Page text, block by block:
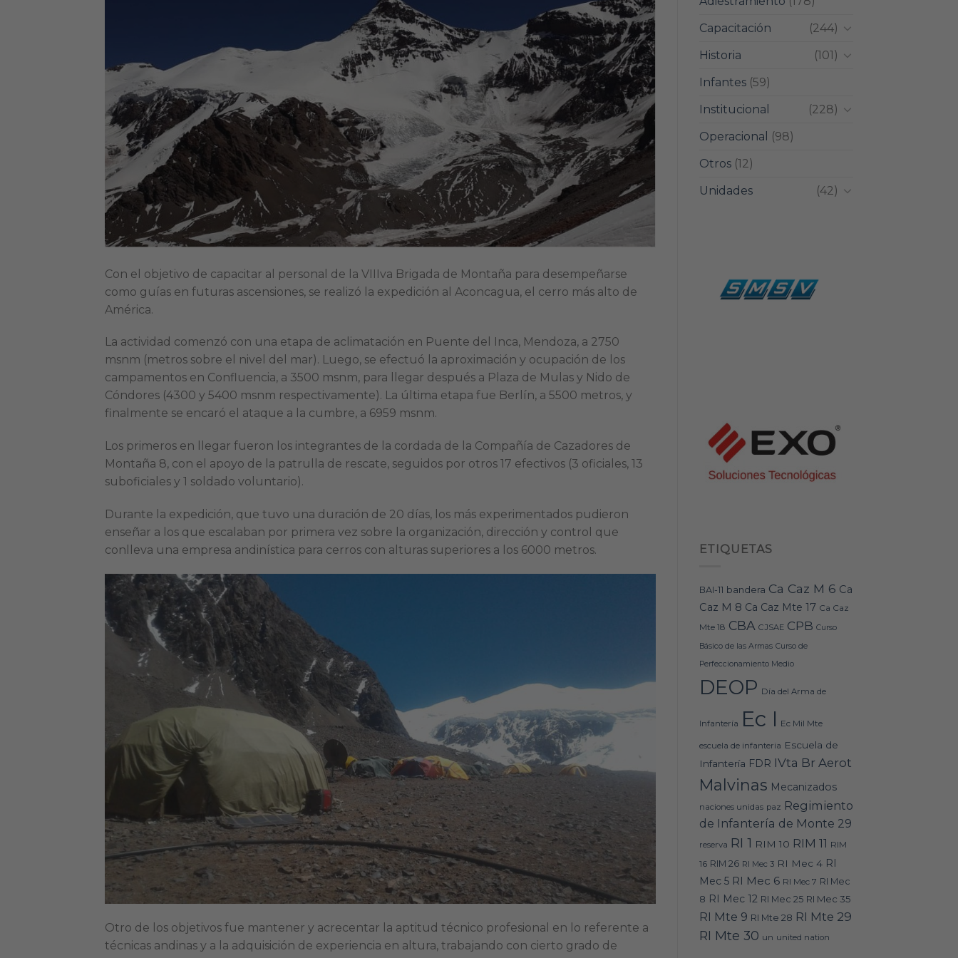
Con el objetivo de capacitar al personal de la VIIIva Brigada de Montaña para desempeñarse
como guías en futuras ascensiones, se realizó la expedición al Aconcagua, el cerro más alto de
América.
La actividad comenzó con una etapa de aclimatación en Puente del Inca, Mendoza, a 2750
msnm (metros sobre el nivel del mar). Luego, se efectuó la aproximación y ocupación de los
campamentos en Confluencia, a 3500 msnm, para llegar después a Plaza de Mulas y Nido de
Cóndores (4300 y 5400 msnm respectivamente). La última etapa fue Berlín, a 5500 metros, y
finalmente se encaró el ataque a la cumbre, a 6959 msnm.
Los primeros en llegar fueron los integrantes de la cordada de la Compañía de Cazadores de
Montaña 8, con el apoyo de la patrulla de rescate, seguidos por otros 17 efectivos (3 oficiales, 13
suboficiales y 1 soldado voluntario).
Durante la expedición, que tuvo una duración de 20 días, los más experimentados pudieron
enseñar a los que escalaban por primera vez sobre la organización, dirección y control que
conlleva una empresa andinística para cerros con alturas superiores a los 6000 metros.
Otro de los objetivos fue mantener y acrecentar la aptitud técnico profesional en lo referente a
técnicas andinas y a la adquisición de experiencia en altura, trabajando con cierto grado de
Capacitación
(244)
Historia
(101)
Infantes(59)
Institucional
(228)
Operacional
(98)
Otros(12)
Unidades
(42)
ETIQUETAS
BAI-11 bandera Ca Caz M 6 Ca
Caz M 8 Ca Caz Mte 17 Ca Caz
Mte 18 CBA CJSAE CPB Curso
Básico de las Armas Curso de
Perfeccionamiento Medio
DEOP Día del Arma de
Infantería Ec I Ec Mil Mte
escuela de infanteria Escuela de
Infantería FDR IVta Br Aerot
Malvinas Mecanizados
naciones unidas paz Regimiento
de Infantería de Monte 29
reserva RI 1 RIM 10 RIM 11 RIM
16 RIM 26 RI Mec 3 RI Mec 4 RI
Mec 5 RI Mec 6 RI Mec 7 RI Mec
8 RI Mec 12 RI Mec 25 RI Mec 35
RI Mte 9 RI Mte 28 RI Mte 29
RI Mte 30 un united nation